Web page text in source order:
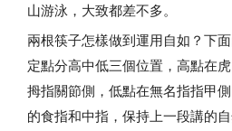
山游泳，大致都差不多。
兩根筷子怎樣做到運用自如？下
定點分高中低三個位置，高點在
拇指關節側，低點在無名指指甲
的食指和中指，保持上一段講的